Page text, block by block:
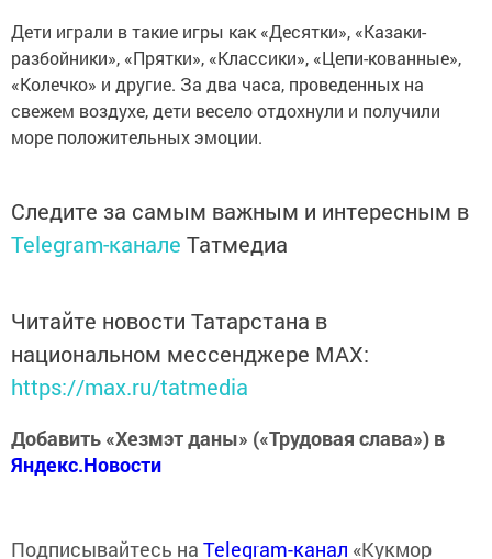
Дети играли в такие игры как «Десятки», «Казаки-
разбойники», «Прятки», «Классики», «Цепи-кованные»,
«Колечко» и другие. За два часа, проведенных на
свежем воздухе, дети весело отдохнули и получили
море положительных эмоции.
Следите за самым важным и интересным в
Telegram-канале Татмедиа
Читайте новости Татарстана в
национальном мессенджере MАХ:
https://max.ru/tatmedia
Добавить «Хезмэт даны» («Трудовая слава») в
Яндекс.Новости
Подписывайтесь на Telegram-канал «Кукмор